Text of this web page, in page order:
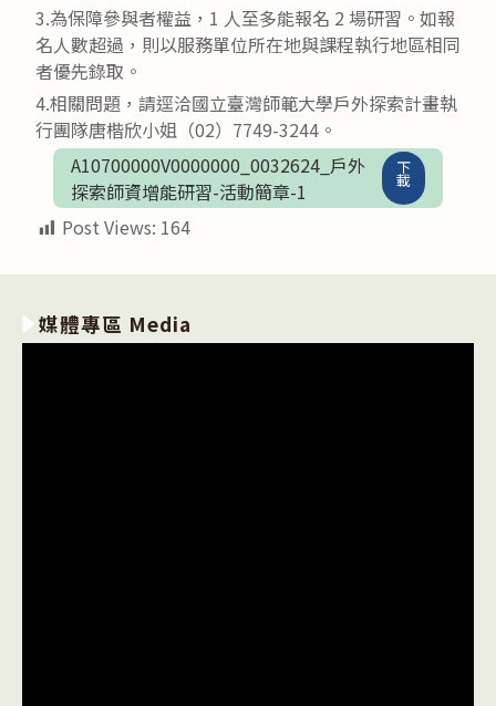
3.為保障參與者權益，1 人至多能報名 2 場研習。如報
名人數超過，則以服務單位所在地與課程執行地區相同
者優先錄取。
4.相關問題，請逕洽國立臺灣師範大學戶外探索計畫執
行團隊唐楷欣小姐（02）7749-3244。
A10700000V0000000_0032624_戶外
探索師資增能研習-活動簡章-1
下
載
Post Views: 164
媒體專區 Media